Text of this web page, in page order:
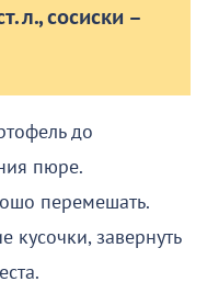
л., сосиски –
до
пюре.
перемешать.
кусочки, завернуть